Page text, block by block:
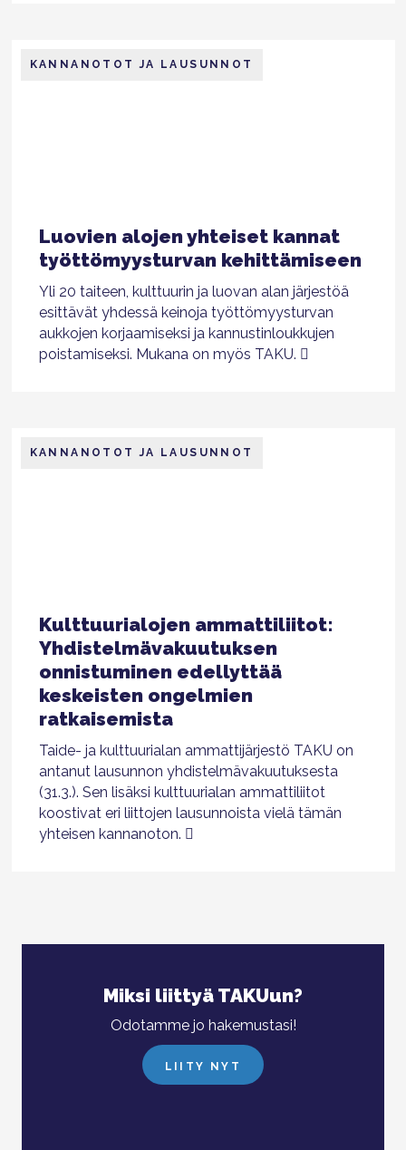
Luovien alojen yhteiset kannat
työttömyysturvan kehittämiseen
KANNANOTOT JA LAUSUNNOT
Yli 20 taiteen, kulttuurin ja luovan alan järjestöä
esittävät yhdessä keinoja työttömyysturvan
aukkojen korjaamiseksi ja kannustinloukkujen
poistamiseksi. Mukana on myös TAKU.
Kulttuurialojen ammattiliitot:
Yhdistelmävakuutuksen
onnistuminen edellyttää
keskeisten ongelmien
ratkaisemista
KANNANOTOT JA LAUSUNNOT
Taide- ja kulttuurialan ammattijärjestö TAKU on
antanut lausunnon yhdistelmävakuutuksesta
(31.3.). Sen lisäksi kulttuurialan ammattiliitot
koostivat eri liittojen lausunnoista vielä tämän
yhteisen kannanoton.
Miksi liittyä TAKUun?
Odotamme jo hakemustasi!
LIITY NYT